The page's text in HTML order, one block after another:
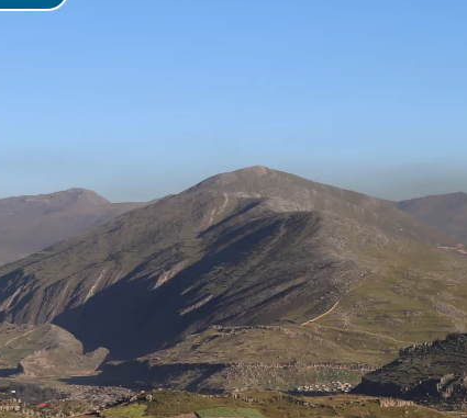
EN VERSION PAPIER À PRIX LIBRE
Our publications
moins, vivre mieux.
à la
2025 de Justice & Paix sur la sobriété